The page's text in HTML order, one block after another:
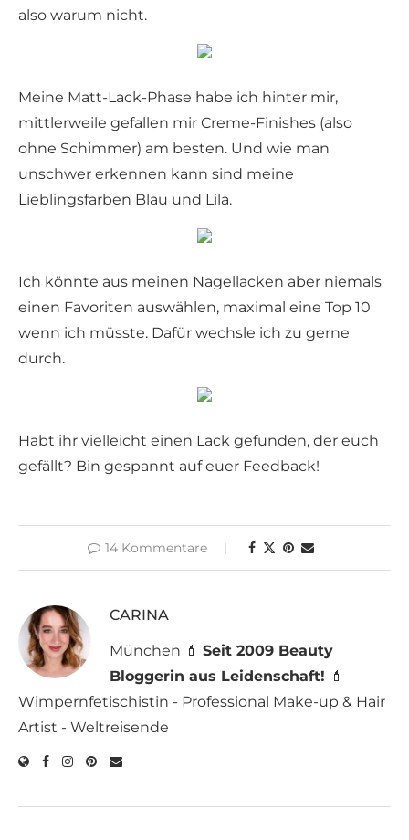
also warum nicht.
Meine Matt-Lack-Phase habe ich hinter mir,
mittlerweile gefallen mir Creme-Finishes (also
ohne Schimmer) am besten. Und wie man
unschwer erkennen kann sind meine
Lieblingsfarben Blau und Lila.
Ich könnte aus meinen Nagellacken aber niemals
einen Favoriten auswählen, maximal eine Top 10
wenn ich müsste. Dafür wechsle ich zu gerne
durch.
Habt ihr vielleicht einen Lack gefunden, der euch
gefällt? Bin gespannt auf euer Feedback!
14 Kommentare
CARINA
München 💄 Seit 2009 Beauty
Bloggerin aus Leidenschaft! 💄
Wimpernfetischistin - Professional Make-up & Hair
Artist - Weltreisende